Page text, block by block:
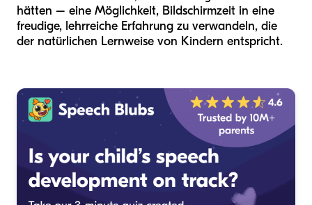
hätten – eine Möglichkeit, Bildschirmzeit in eine
freudige, lehrreiche Erfahrung zu verwandeln, die
der natürlichen Lernweise von Kindern entspricht.